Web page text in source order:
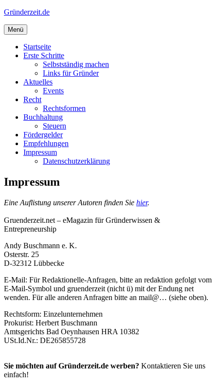
Zum
springen
Gründerzeit.de
Menü
Startseite
Erste Schritte
Selbstständig machen
Links für Gründer
Aktuelles
Events
Recht
Rechtsformen
Buchhaltung
Steuern
Fördergelder
Empfehlungen
Impressum
Datenschutzerklärung
Impressum
Eine Auflistung unserer Autoren finden Sie hier.
Gruenderzeit.net – eMagazin für Gründerwissen &
Entrepreneurship
Andy Buschmann e. K.
Osterstr. 25
D-32312 Lübbecke
E-Mail: Für Redaktionelle-Anfragen, bitte an redaktion gefolgt vom
E-Mail-Symbol und gruenderzeit (nicht ü) mit der Endung net
wenden. Für alle anderen Anfragen bitte an mail@… (siehe oben).
Rechtsform: Einzelunternehmen
Prokurist: Herbert Buschmann
Amtsgerichts Bad Oeynhausen HRA 10382
USt.Id.Nr.: DE265855728
Sie möchten auf Gründerzeit.de werben? Kontaktieren Sie uns
einfach!